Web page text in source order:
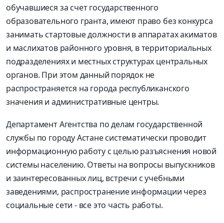
обучавшиеся за счет государственного
образовательного гранта, имеют право без конкурса
занимать стартовые должности в аппаратах акиматов
и маслихатов районного уровня, в территориальных
подразделениях и местных структурах центральных
органов. При этом данный порядок не
распространяется на города республиканского
значения и административные центры.
Департамент Агентства по делам государственной
службы по городу Астане систематически проводит
информационную работу с целью разъяснения новой
системы населению. Ответы на вопросы выпускников
и заинтересованных лиц, встречи с учебными
заведениями, распространение информации через
социальные сети - все это часть работы.